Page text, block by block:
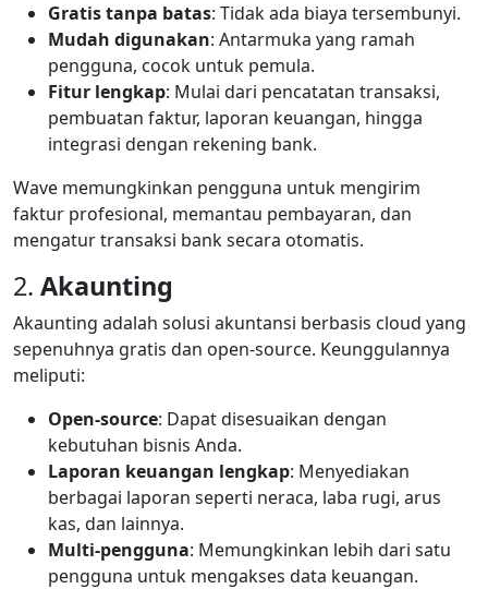
Gratis tanpa batas: Tidak ada biaya tersembunyi.
Mudah digunakan: Antarmuka yang ramah
pengguna, cocok untuk pemula.
Fitur lengkap: Mulai dari pencatatan transaksi,
pembuatan faktur, laporan keuangan, hingga
integrasi dengan rekening bank.
Wave memungkinkan pengguna untuk mengirim
faktur profesional, memantau pembayaran, dan
mengatur transaksi bank secara otomatis.
2. Akaunting
Akaunting adalah solusi akuntansi berbasis cloud yang
sepenuhnya gratis dan open-source. Keunggulannya
meliputi:
Open-source: Dapat disesuaikan dengan
kebutuhan bisnis Anda.
Laporan keuangan lengkap: Menyediakan
berbagai laporan seperti neraca, laba rugi, arus
kas, dan lainnya.
Multi-pengguna: Memungkinkan lebih dari satu
pengguna untuk mengakses data keuangan.